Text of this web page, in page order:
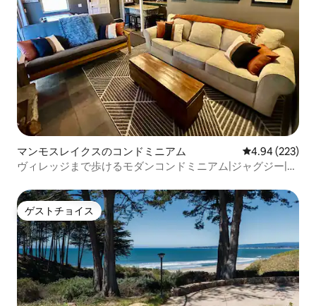
マンモスレイクスのコンドミニアム レビュー223
4.94 (223)
ヴィレッジまで歩けるモダンコンドミニアム|ジャグジー|サ
ゲストチョイス
ゲストチョイス